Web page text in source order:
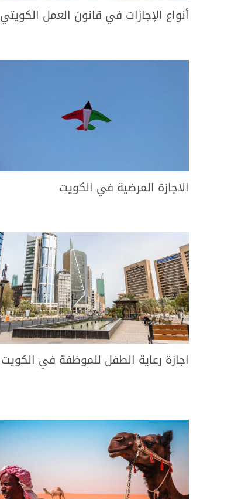
أنواع الإجازات في قانون العمل الكويتي
الاجازة المرضية في الكويت
اجازة رعاية الطفل للموظفة في الكويت